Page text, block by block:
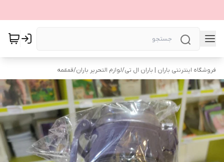
فروشگاه اینترنتی باران | باران ال تی/لوازم التحریر باران/قمقمه